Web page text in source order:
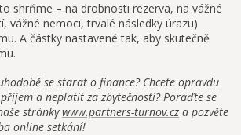
shrňme – na drobnosti rezerva, na vážné
vážné nemoci, trvalé následky úrazu)
A částky nastavené tak, aby skutečně
se starat o finance? Chcete opravdu
a neplatit za zbytečnosti? Poraďte se
stránkywww.partners-turnov.cz a pozvěte
online setkání!